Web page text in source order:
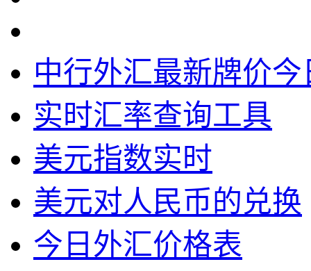
中行外汇最新牌价今
实时汇率查询工具
美元指数实时
美元对人民币的兑换
今日外汇价格表